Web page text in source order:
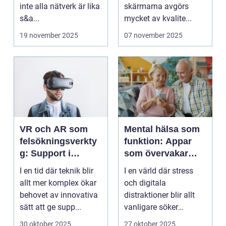
inte alla nätverk är lika
s&a...
19 november 2025
skärmarna avgörs
mycket av kvalite...
07 november 2025
VR och AR som
felsökningsverkty
g: Support i
virtuella miljöer
I en tid där teknik blir
allt mer komplex ökar
behovet av innovativa
sätt att ge supp...
30 oktober 2025
Mental hälsa som
funktion: Appar
som övervakar
och stärker
välmående
I en värld där stress
och digitala
distraktioner blir allt
vanligare söker
mång...
27 oktober 2025